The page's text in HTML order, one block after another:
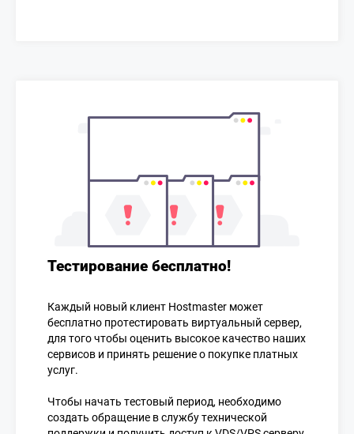
Тестирование бесплатно!
Каждый новый клиент Hostmaster может
бесплатно протестировать виртуальный сервер,
для того чтобы оценить высокое качество наших
сервисов и принять решение о покупке платных
услуг.
Чтобы начать тестовый период, необходимо
создать обращение в службу технической